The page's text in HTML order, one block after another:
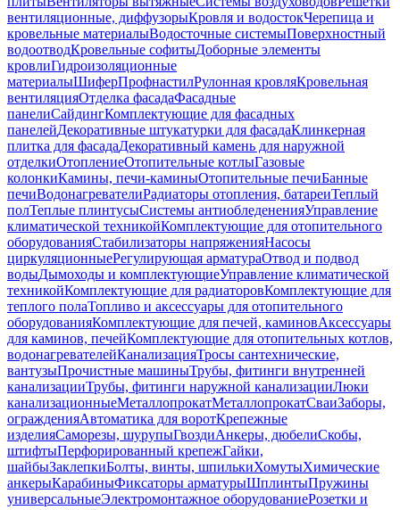
вентиляционные, диффузорыКровля и водостокЧерепица и
кровельные материалыВодосточные системыПоверхностный
водоотводКровельные софитыДоборные элементы
кровлиГидроизоляционные
материалыШиферПрофнастилРулонная кровляКровельная
вентиляцияОтделка фасадаФасадные
панелиСайдингКомплектующие для фасадных
панелейДекоративные штукатурки для фасадаКлинкерная
плитка для фасадаДекоративный камень для наружной
отделкиОтоплениеОтопительные котлыГазовые
колонкиКамины, печи-каминыОтопительные печиБанные
печиВодонагревателиРадиаторы отопления, батареиТеплый
полТеплые плинтусыСистемы антиобледененияУправление
климатической техникойКомплектующие для отопительного
оборудованияСтабилизаторы напряженияНасосы
циркуляционныеРегулирующая арматураОтвод и подвод
водыДымоходы и комплектующиеУправление климатической
техникойКомплектующие для радиаторовКомплектующие для
теплого полаТопливо и аксессуары для отопительного
оборудованияКомплектующие для печей, каминовАксессуары
для каминов, печейКомплектующие для отопительных котлов,
водонагревателейКанализацияТросы сантехнические,
вантузыПрочистные машиныТрубы, фитинги внутренней
канализацииТрубы, фитинги наружной канализацииЛюки
канализационныеМеталлопрокатМеталлопрокатСваиЗаборы,
огражденияАвтоматика для воротКрепежные
изделияСаморезы, шурупыГвоздиАнкеры, дюбелиСкобы,
штифтыПерфорированный крепежГайки,
шайбыЗаклепкиБолты, винты, шпилькиХомутыХимические
анкерыКарабиныФиксаторы арматурыШплинтыПружины
универсальныеЭлектромонтажное оборудованиеРозетки и